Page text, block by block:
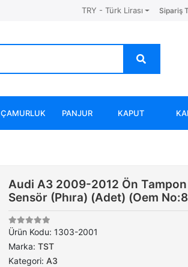
TRY - Türk Lirası Sipariş
ÇAMURLUK PANJUR KAPUT
Audi A3 2009-2012 Ön
Sensör (Phıra) (Adet) (Oem
Ürün Kodu: 1303-2001
Marka: TST
Kategori: A3